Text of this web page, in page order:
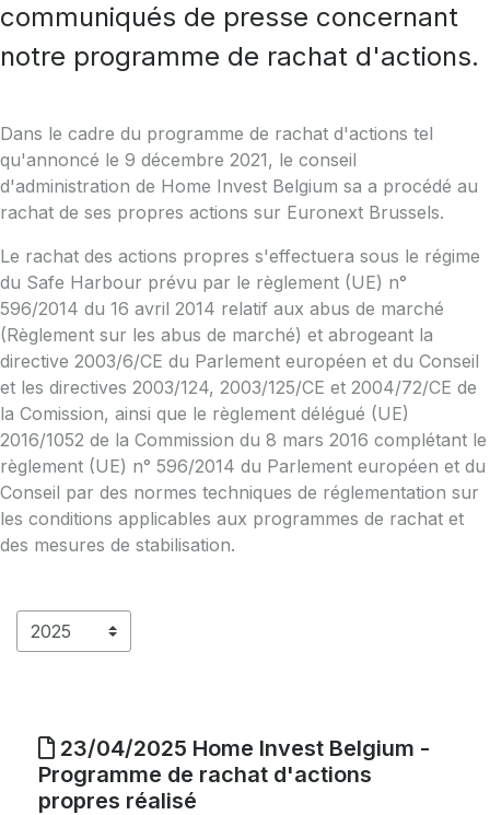
communiqués de presse concernant
notre programme de rachat d'actions.
Dans le cadre du programme de rachat d'actions tel
qu'annoncé le 9 décembre 2021, le conseil
d'administration de Home Invest Belgium sa a procédé au
rachat de ses propres actions sur Euronext Brussels.
Le rachat des actions propres s'effectuera sous le régime
du Safe Harbour prévu par le règlement (UE) n°
596/2014 du 16 avril 2014 relatif aux abus de marché
(Règlement sur les abus de marché) et abrogeant la
directive 2003/6/CE du Parlement européen et du Conseil
et les directives 2003/124, 2003/125/CE et 2004/72/CE de
la Comission, ainsi que le règlement délégué (UE)
2016/1052 de la Commission du 8 mars 2016 complétant le
règlement (UE) n° 596/2014 du Parlement européen et du
Conseil par des normes techniques de réglementation sur
les conditions applicables aux programmes de rachat et
des mesures de stabilisation.
23/04/2025 Home Invest Belgium -
Programme de rachat d'actions
propres réalisé